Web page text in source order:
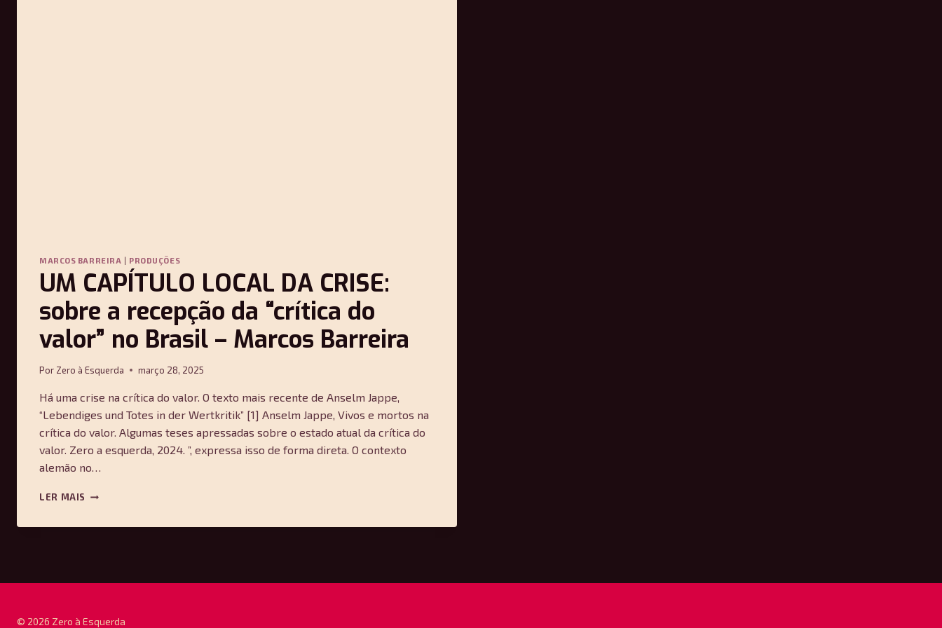
MARCOS BARREIRA | PRODUÇÕES
UM CAPÍTULO LOCAL DA CRISE:
sobre a recepção da “crítica do
valor” no Brasil – Marcos Barreira
Por Zero à Esquerda março 28, 2025
Há uma crise na crítica do valor. O texto mais recente de Anselm Jappe,
“Lebendiges und Totes in der Wertkritik” [1] Anselm Jappe, Vivos e mortos na
crítica do valor. Algumas teses apressadas sobre o estado atual da crítica do
valor. Zero a esquerda, 2024. ”, expressa isso de forma direta. O contexto
alemão no…
LER MAIS UM
“CRÍTICA
© 2026 Zero à Esquerda